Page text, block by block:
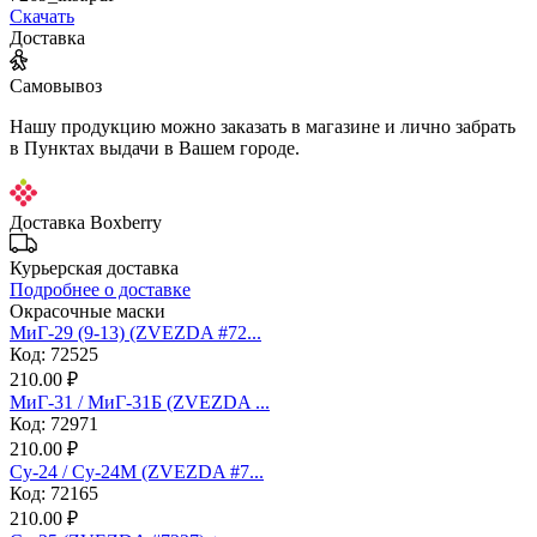
Скачать
Доставка
Самовывоз
Нашу продукцию можно заказать в магазине и лично забрать
в Пунктах выдачи в Вашем городе.
Доставка Boxberry
Курьерская доставка
Подробнее о доставке
Окрасочные маски
МиГ-29 (9-13) (ZVEZDA #72...
Код: 72525
210.00 ₽
МиГ-31 / МиГ-31Б (ZVEZDA ...
Код: 72971
210.00 ₽
Су-24 / Су-24М (ZVEZDA #7...
Код: 72165
210.00 ₽